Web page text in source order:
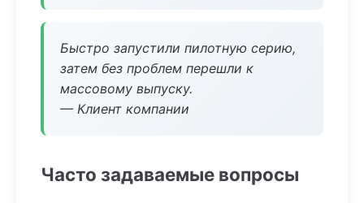
Быстро запустили пилотную серию,
затем без проблем перешли к
массовому выпуску.
— Клиент компании
Часто задаваемые вопросы